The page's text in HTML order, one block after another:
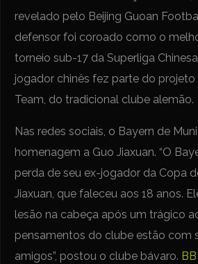
revelado pelo Beijing Guoan
defensor foi coroado como o
torneio sub-17 da Superliga
jogador chinês fez parte do projeto
Team, do tradicional clube alemão.
Nas redes sociais, o Bayern de
homenagem a Guo Jiaxuan. “O
perda de seu ex-jogador da Copa
Jiaxuan, que faleceu aos 18 anos.
lesão na cabeça após um trágico
pensamentos do clube estão com
amigos”, postou o clube bávaro.